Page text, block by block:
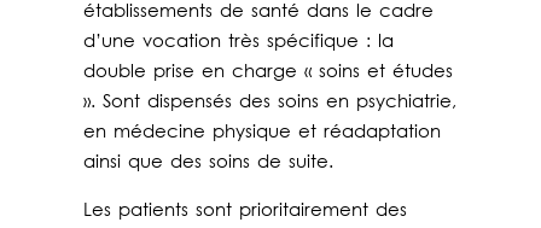
établissements de santé dans le cadre
d’une vocation très spécifique : la
double prise en charge « soins et études
». Sont dispensés des soins en psychiatrie,
en médecine physique et réadaptation
ainsi que des soins de suite.
Les patients sont prioritairement des